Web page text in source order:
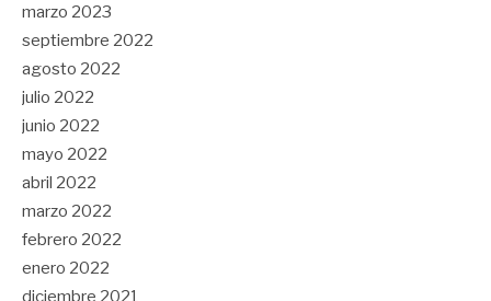
marzo 2023
septiembre 2022
agosto 2022
julio 2022
junio 2022
mayo 2022
abril 2022
marzo 2022
febrero 2022
enero 2022
diciembre 2021